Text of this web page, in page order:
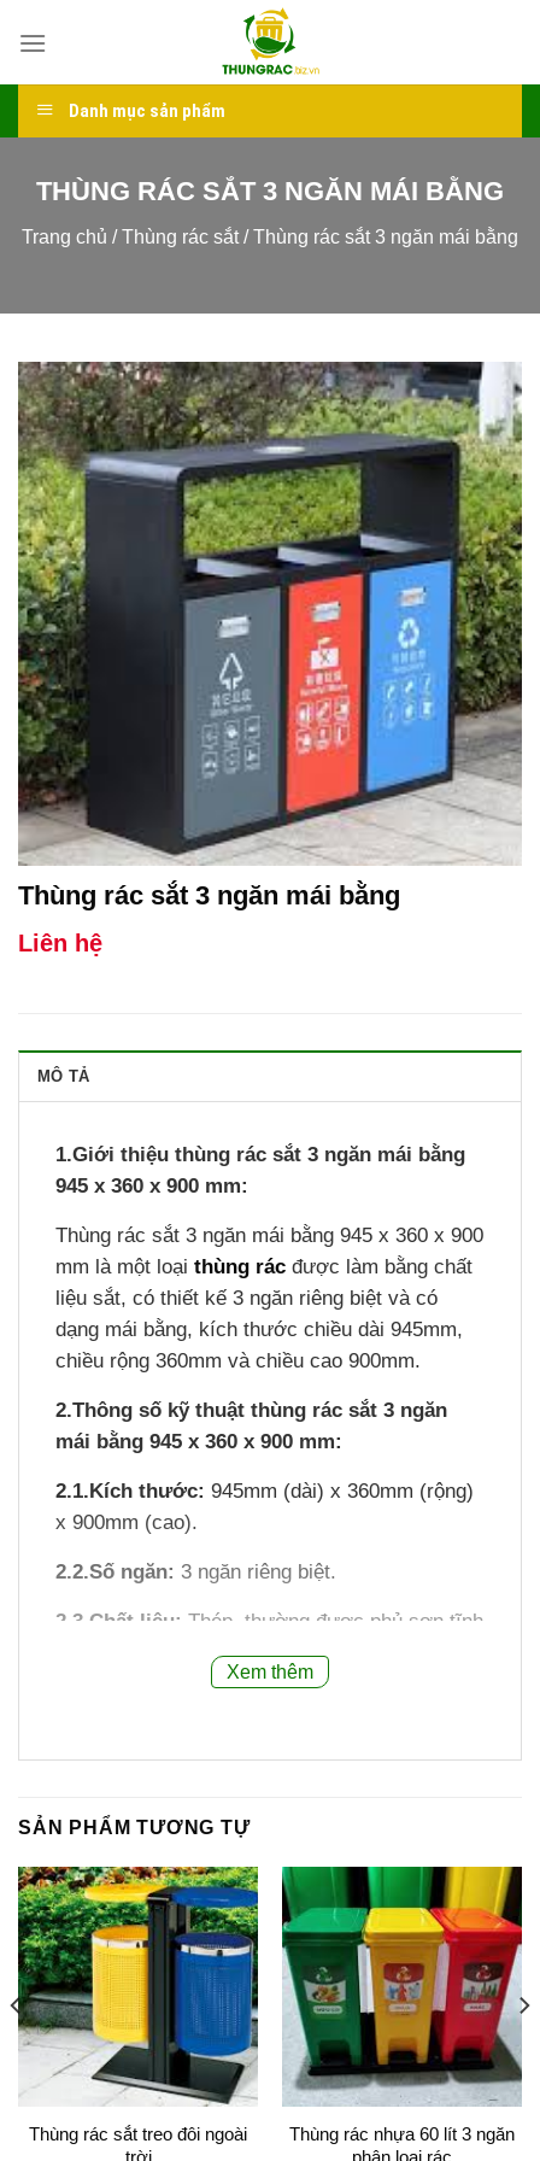
Danh mục sản phẩm
THÙNG RÁC SẮT 3 NGĂN MÁI BẰNG
Trang chủ /Thùng rác sắt/Thùng rác sắt 3 ngăn mái bằng
Thùng rác sắt 3 ngăn mái bằng
Liên hệ
MÔ TẢ
1.Giới thiệu thùng rác sắt 3 ngăn mái bằng
945 x 360 x 900 mm:
Thùng rác sắt 3 ngăn mái bằng 945 x 360 x 900
mm là một loại thùng rác được làm bằng chất
liệu sắt, có thiết kế 3 ngăn riêng biệt và có
dạng mái bằng, kích thước chiều dài 945mm,
chiều rộng 360mm và chiều cao 900mm.
2.Thông số kỹ thuật thùng rác sắt 3 ngăn
mái bằng 945 x 360 x 900 mm:
2.1.Kích thước: 945mm (dài) x 360mm (rộng)
x 900mm (cao).
2.2.Số ngăn: 3 ngăn riêng biệt.
2.3.Chất liệu: Thép, thường được phủ sơn tĩnh
2.6.Thiết kế:Có thể có nắp bằng liền khối để
dễ dàng bỏ rác.
2.7.Bên trong:Thùng có các thùng chứa rác
bên trong từng ngăn, có thể tháo rời để vệ sinh.
2.8.Chân đế:
Giúp thùng đứng vững và không
bị gỉ sét tiếp xúc với mặt đất.
2.9.Bảo hành: 12 tháng.
Xem thêm
SẢN PHẨM TƯƠNG TỰ
Thùng rác sắt treo đôi ngoài
trời
Thùng rác nhựa 60 lít 3 ngăn
phân loại rác